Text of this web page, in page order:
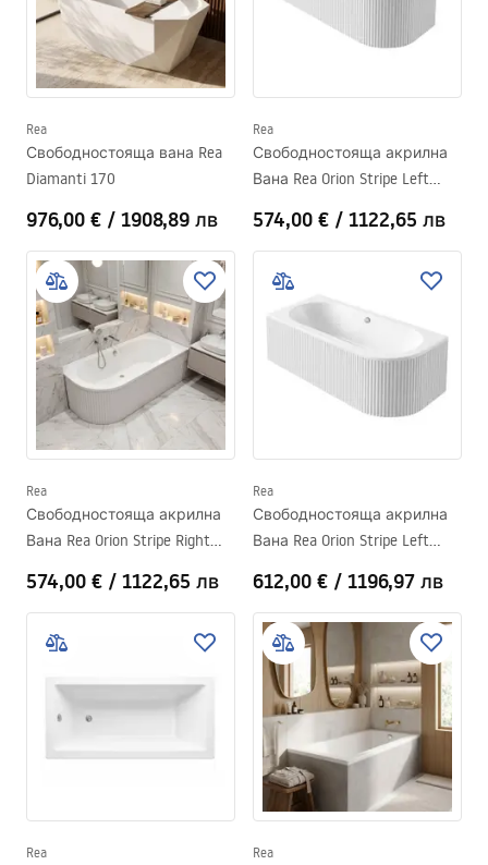
Rea
Свободностояща вана Rea
Diamanti 170
976,00 € / 1908,89 лв
Rea
Свободностояща акрилна
Вана Rea Orion Stripe Left
574,00 € / 1122,65 лв
Rea
Свободностояща акрилна
Вана Rea Orion Stripe Right
574,00 € / 1122,65 лв
Rea
Свободностояща акрилна
Вана Rea Orion Stripe Left
612,00 € / 1196,97 лв
Rea Rea